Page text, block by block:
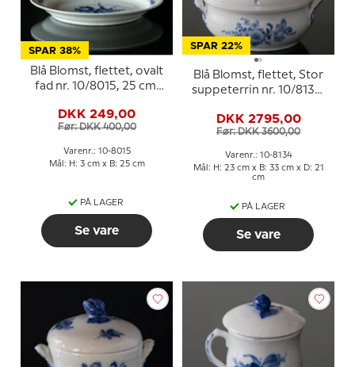
SPAR 38%
Blå Blomst, flettet, ovalt
fad nr. 10/8015, 25 cm,
DKK 249,00
Før: DKK 400,00
Varenr.: 10-8015
Mål: H: 3 cm x B: 25 cm
PÅ LAGER
Se vare
SPAR 22%
Blå Blomst, flettet, Stor
suppeterrin nr. 10/8134,
DKK 2795,00
Før: DKK 3600,00
Varenr.: 10-8134
Mål: H: 23 cm x B: 33 cm x D: 21
cm
PÅ LAGER
Se vare